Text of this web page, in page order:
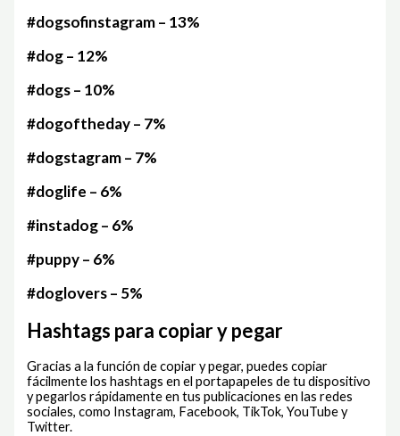
#dogsofinstagram – 13%
#dog – 12%
#dogs – 10%
#dogoftheday – 7%
#dogstagram – 7%
#doglife – 6%
#instadog – 6%
#puppy – 6%
#doglovers – 5%
Hashtags para copiar y pegar
Gracias a la función de copiar y pegar, puedes copiar
fácilmente los hashtags en el portapapeles de tu dispositivo
y pegarlos rápidamente en tus publicaciones en las redes
sociales, como Instagram, Facebook, TikTok, YouTube y
Twitter.